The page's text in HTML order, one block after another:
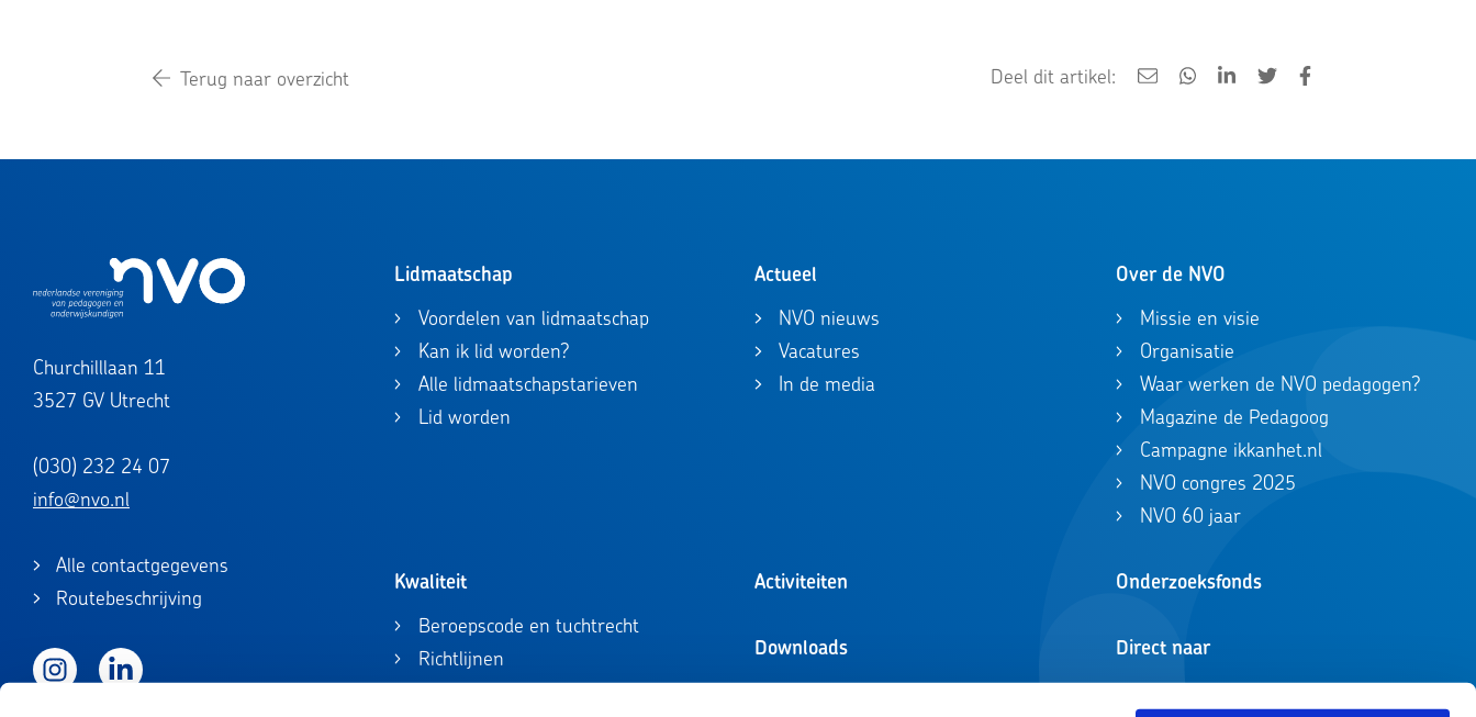
Terug naar overzicht Deel dit artikel:
Churchilllaan 11
3527 GV Utrecht
(030) 232 24 07
info@nvo.nl
Alle contactgegevens
Routebeschrijving
InstagramLinkedIn
Lidmaatschap
Voordelen van lidmaatschap
Kan ik lid worden?
Alle lidmaatschapstarieven
Lid worden
Actueel
NVO nieuws
Vacatures
In de media
Over de NVO
Missie en visie
Organisatie
Waar werken de NVO pedagogen?
Magazine de Pedagoog
Campagne ikkanhet.nl
NVO congres 2025
NVO 60 jaar
Kwaliteit
Beroepscode en tuchtrecht
Richtlijnen
Beroepscompetentieprofielen
Activiteiten Onderzoeksfonds
Downloads
Direct naar
Zoeken in registers